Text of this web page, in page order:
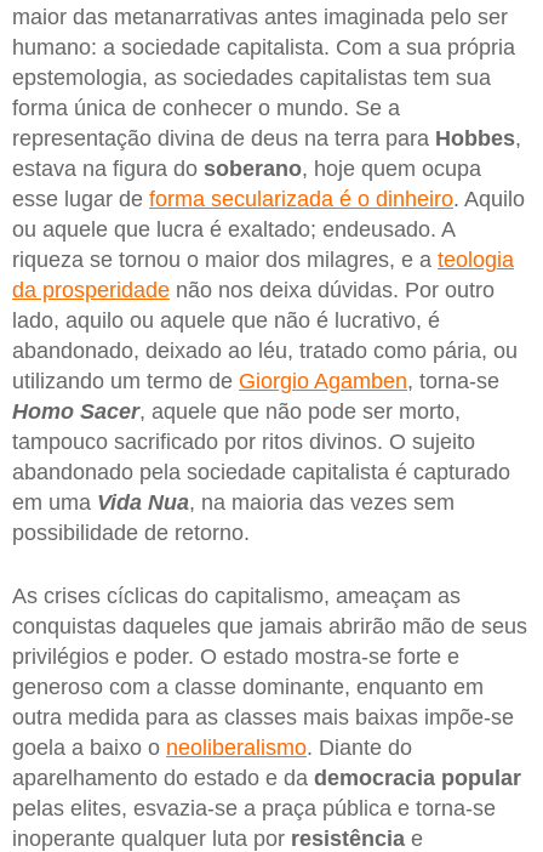
maior das metanarrativas antes imaginada pelo ser
humano: a sociedade capitalista. Com a sua própria
epstemologia, as sociedades capitalistas tem sua
forma única de conhecer o mundo. Se a
representação divina de deus na terra para Hobbes,
estava na figura do soberano, hoje quem ocupa
esse lugar de forma secularizada é o dinheiro. Aquilo
ou aquele que lucra é exaltado; endeusado. A
riqueza se tornou o maior dos milagres, e a teologia
da prosperidade não nos deixa dúvidas. Por outro
lado, aquilo ou aquele que não é lucrativo, é
abandonado, deixado ao léu, tratado como pária, ou
utilizando um termo de Giorgio Agamben, torna-se
Homo Sacer, aquele que não pode ser morto,
tampouco sacrificado por ritos divinos. O sujeito
abandonado pela sociedade capitalista é capturado
em uma Vida Nua, na maioria das vezes sem
possibilidade de retorno.
As crises cíclicas do capitalismo, ameaçam as
conquistas daqueles que jamais abrirão mão de seus
privilégios e poder. O estado mostra-se forte e
generoso com a classe dominante, enquanto em
outra medida para as classes mais baixas impõe-se
goela a baixo o neoliberalismo. Diante do
aparelhamento do estado e da democracia popular
pelas elites, esvazia-se a praça pública e torna-se
inoperante qualquer luta por resistência e